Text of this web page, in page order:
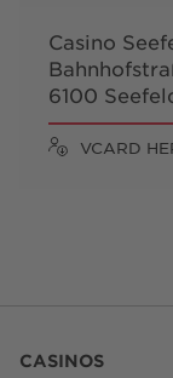
Casino
6100
VCARD
CASINOS